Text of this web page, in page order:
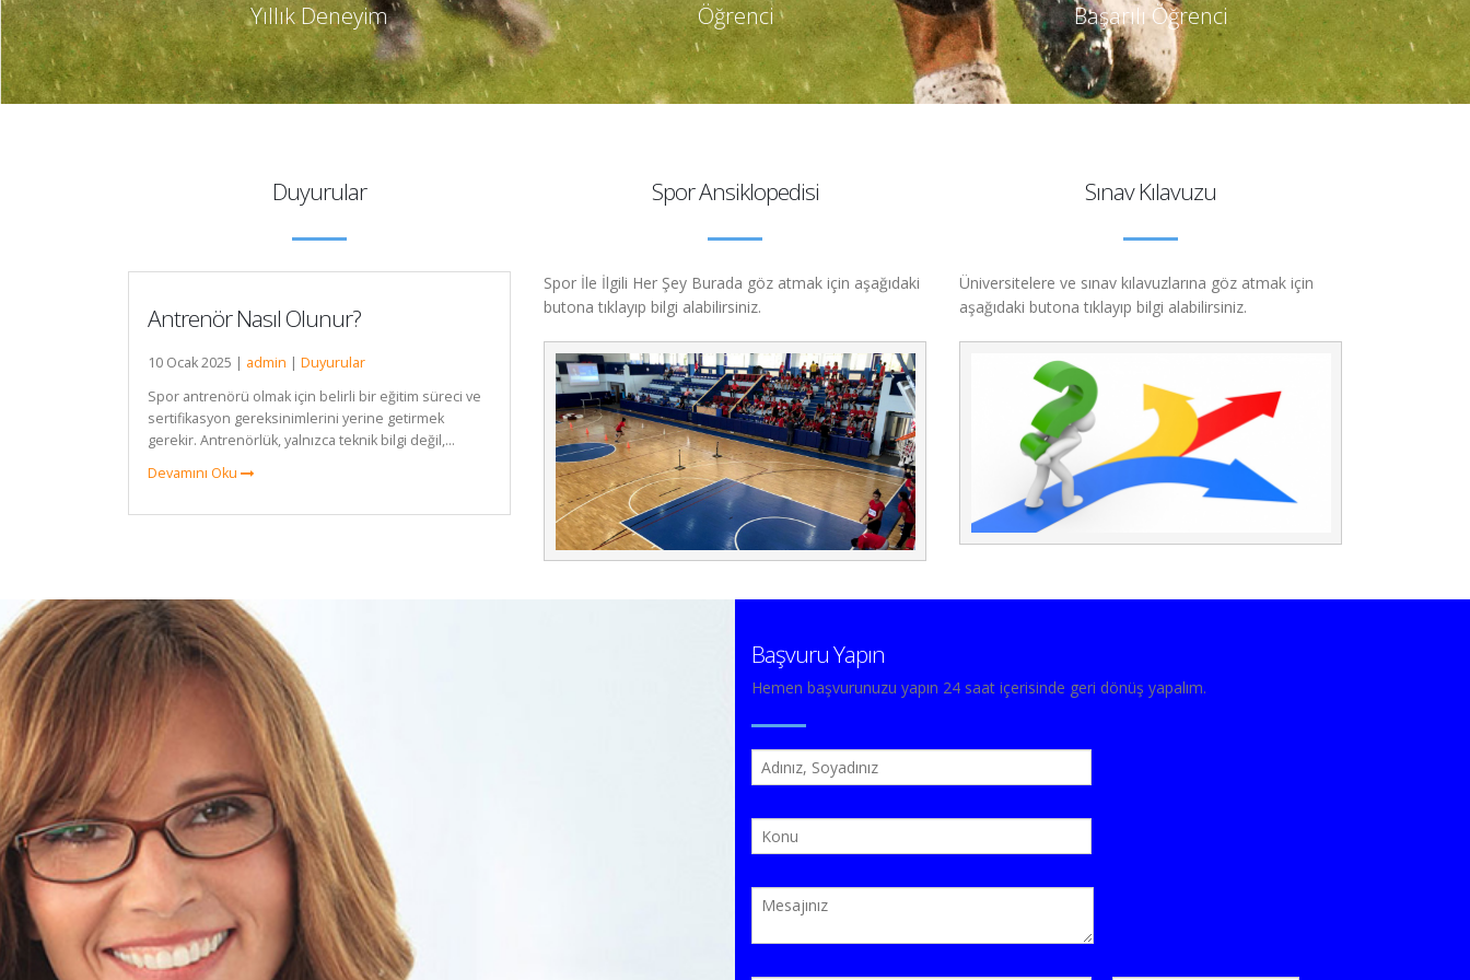
Yıllık Deneyim Öğrenci Başarılı Öğrenci
Duyurular
Antrenör Nasıl Olunur?
10 Ocak 2025 | admin | Duyurular
Spor antrenörü olmak için belirli bir eğitim süreci ve
sertifikasyon gereksinimlerini yerine getirmek
gerekir. Antrenörlük, yalnızca teknik bilgi değil,...
Devamını Oku
Spor Ansiklopedisi
Spor İle İlgili Her Şey Burada göz atmak için aşağıdaki
butona tıklayıp bilgi alabilirsiniz.
Sınav Kılavuzu
Üniversitelere ve sınav kılavuzlarına göz atmak için
aşağıdaki butona tıklayıp bilgi alabilirsiniz.
Başvuru Yapın
Hemen başvurunuzu yapın 24 saat içerisinde geri dönüş yapalım.